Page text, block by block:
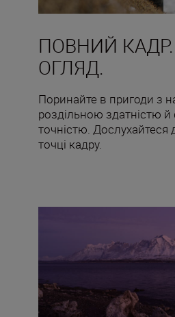
ПОВНИЙ
ОГЛЯД.
Поринайте в пригоди з
роздільною здатністю
точністю. Дослухайтеся
точці кадру.